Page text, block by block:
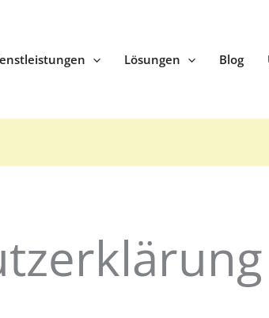
Lösungen Blog